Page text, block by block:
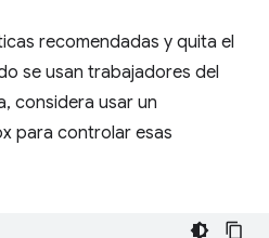
recomendadas y quita el
se usan trabajadores del
considera usar un
para controlar esas